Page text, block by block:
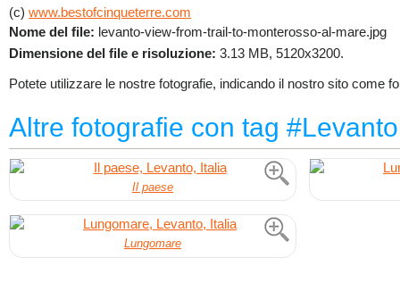
(c) www.bestofcinqueterre.com
Nome del file: levanto-view-from-trail-to-monterosso-al-mare.jpg
Dimensione del file e risoluzione: 3.13 MB, 5120x3200.
Potete utilizzare le nostre fotografie, indicando il nostro sito come
Altre fotografie con tag #Levanto
Il paese
Lungomare